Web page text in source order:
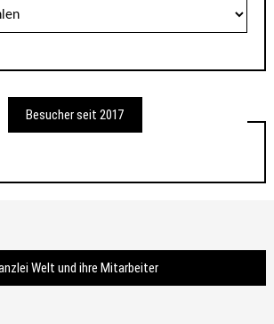
Besucher seit 2017
Welt und ihre Mitarbeiter